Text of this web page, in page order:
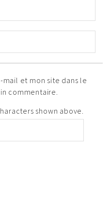
et mon site dans le
commentaire.
shown above.